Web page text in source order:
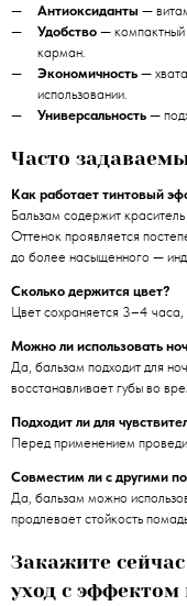
Антиоксиданты —
Удобство — компактный
карман.
Экономичность —
использовании.
Универсальность —
Часто
Как работает тинтовый
Бальзам содержит
Оттенок проявляется
до более насыщенного —
Сколько держится цвет?
Цвет сохраняется 3–4
Можно ли использовать
Да, бальзам подходит для
восстанавливает губы во
Подходит ли для
Перед применением
Совместим ли с другими
Да, бальзам можно
продлевает стойкость
Закажите
уход с